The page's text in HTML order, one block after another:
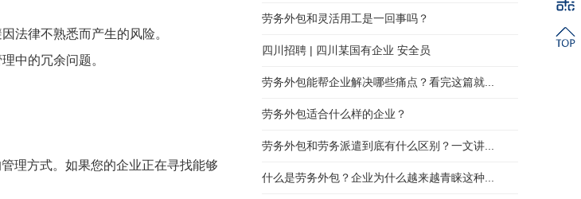
法律不熟悉而产生的风险。
中的冗余问题。
理方式。如果您的企业正在寻找能够
劳务外包和灵活用工是一回事吗？
四川招聘 | 四川某国有企业 安全员
劳务外包能帮企业解决哪些痛点？看完这篇就...
劳务外包适合什么样的企业？
劳务外包和劳务派遣到底有什么区别？一文讲...
什么是劳务外包？企业为什么越来越青睐这种...